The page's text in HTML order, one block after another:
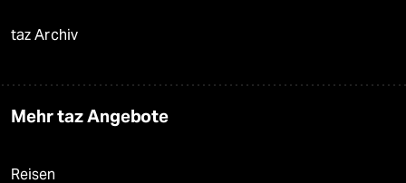
taz Archiv
Mehr taz Angebote
Reisen